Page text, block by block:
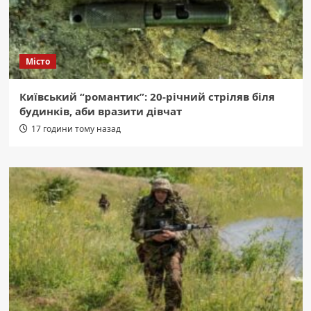
Місто
Київський “романтик”: 20-річний стріляв біля
будинків, аби вразити дівчат
17 години тому назад